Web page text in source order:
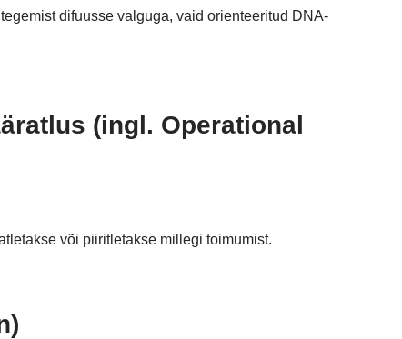
difuusse valguga, vaid orienteeritud DNA-
(ingl. Operational
või piiritletakse millegi toimumist.